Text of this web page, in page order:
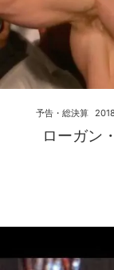
ローガン
予告・総決算